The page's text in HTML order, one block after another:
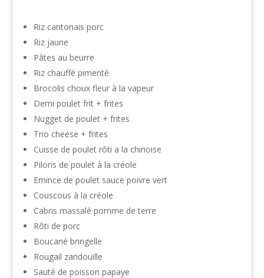
Riz cantonais porc
Riz jaune
Pâtes au beurre
Riz chauffé pimenté
Brocolis choux fleur à la vapeur
Demi poulet frit + frites
Nugget de poulet + frites
Trio cheese + frites
Cuisse de poulet rôti a la chinoise
Pilons de poulet à la créole
Emince de poulet sauce poivre vert
Couscous à la créole
Cabris massalé pomme de terre
Rôti de porc
Boucané bringelle
Rougail zandouille
Sauté de poisson papaye